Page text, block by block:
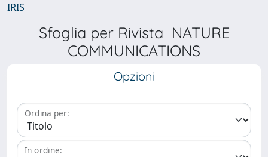
IRIS
Sfoglia per Rivista NATURE
COMMUNICATIONS
Opzioni
Ordina per:
In ordine: